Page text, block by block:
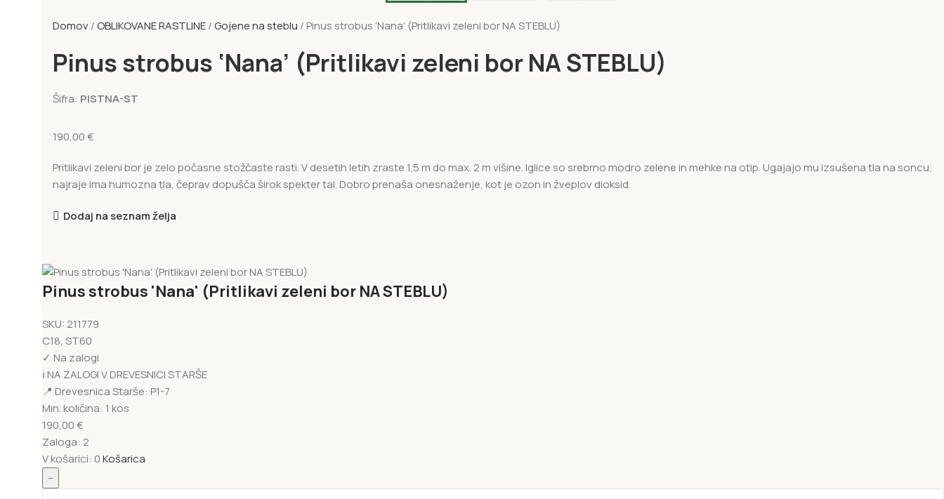
Domov OBLIKOVANE RASTLINE Gojene na steblu Pinus strobus ‘Nana’ (Pritlikavi zeleni bor NA STEBLU)
Pinus strobus ‘Nana’ (Pritlikavi zeleni bor NA STEBLU)
Šifra: PISTNA-ST
190,00€
Pritlikavi zeleni bor je zelo počasne stožčaste rasti. V desetih letih zraste 1,5 m do max. 2 m višine. Iglice so srebrno modro zelene in mehke na otip. Ugajajo mu izsušena tla na soncu,
najraje ima humozna tla, čeprav dopušča širok spekter tal. Dobro prenaša onesnaženje, kot je ozon in žveplov dioksid.
Dodaj na seznam želja
Pinus strobus 'Nana' (Pritlikavi zeleni bor NA STEBLU)
SKU: 211779
C18, ST60
✓ Na zalogi
ℹ️ NA ZALOGI V DREVESNICI STARŠE
📍 Drevesnica Starše: P1-7
Min. količina: 1 kos
190,00€
Zaloga: 2
V košarici: 0Košarica
–